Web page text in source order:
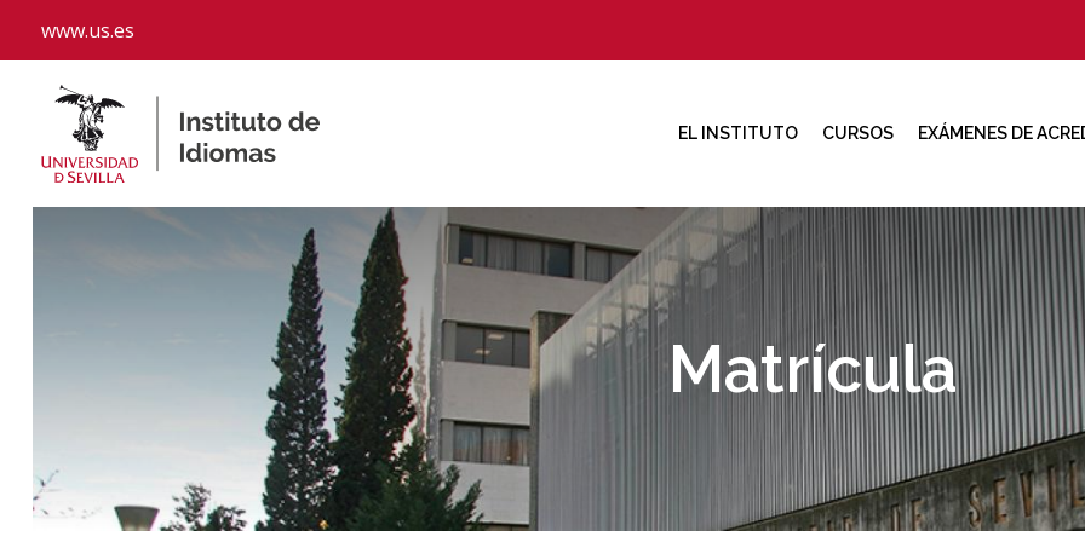
www.us.es
EL INSTITUTO CURSOS EXÁMENES DE
Matrícula